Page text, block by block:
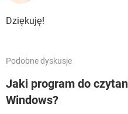
Dziękuję!
Podobne dyskusje
Jaki program do
Windows?